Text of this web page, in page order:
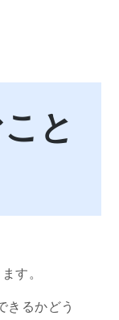
と
す。
きるかどう